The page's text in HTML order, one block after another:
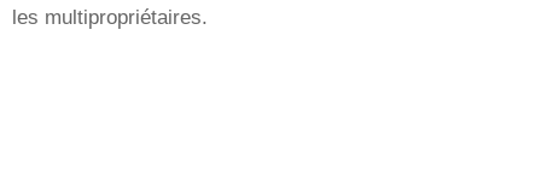
les multipropriétaires.